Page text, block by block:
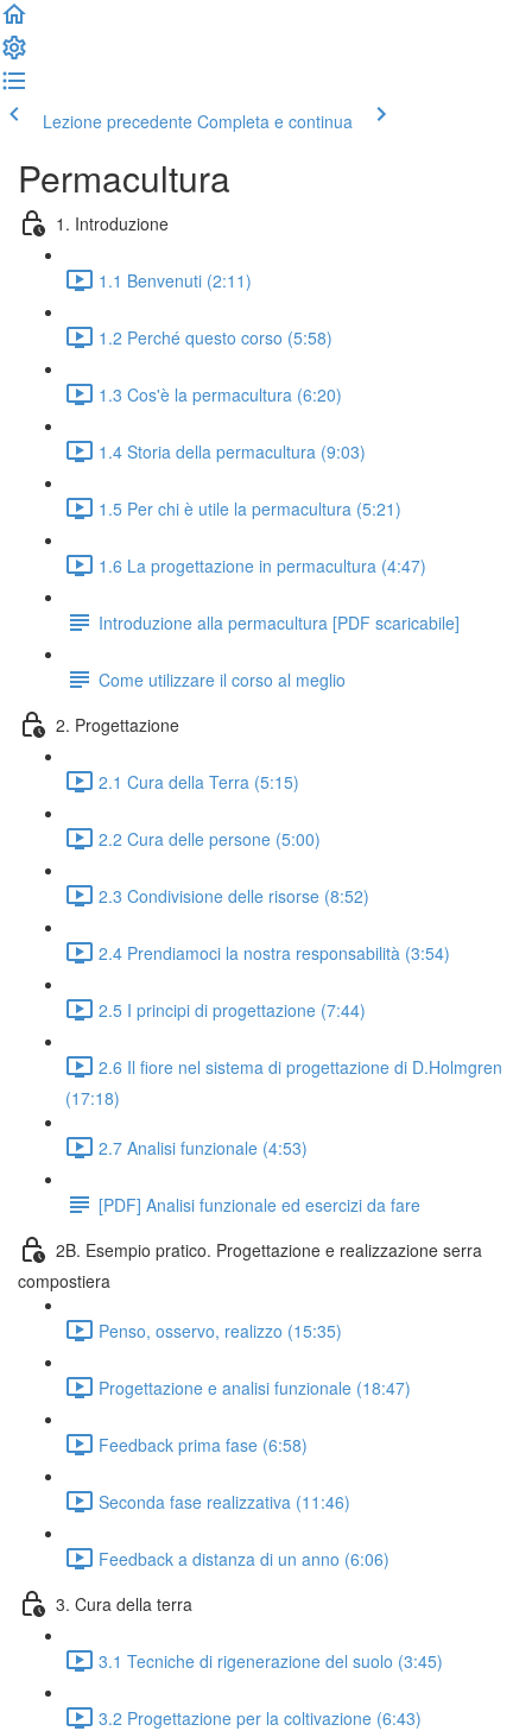
Lezione precedente Completa e continua
Permacultura
1. Introduzione
1.1 Benvenuti (2:11)
1.2 Perché questo corso (5:58)
1.3 Cos'è la permacultura (6:20)
1.4 Storia della permacultura (9:03)
1.5 Per chi è utile la permacultura (5:21)
1.6 La progettazione in permacultura (4:47)
Introduzione alla permacultura [PDF scaricabile]
Come utilizzare il corso al meglio
2. Progettazione
2.1 Cura della Terra (5:15)
2.2 Cura delle persone (5:00)
2.3 Condivisione delle risorse (8:52)
2.4 Prendiamoci la nostra responsabilità (3:54)
2.5 I principi di progettazione (7:44)
2.6 Il fiore nel sistema di progettazione di D.Holmgren
(17:18)
2.7 Analisi funzionale (4:53)
[PDF] Analisi funzionale ed esercizi da fare
2B. Esempio pratico. Progettazione e realizzazione serra
compostiera
Penso, osservo, realizzo (15:35)
Progettazione e analisi funzionale (18:47)
Feedback prima fase (6:58)
Seconda fase realizzativa (11:46)
Feedback a distanza di un anno (6:06)
3. Cura della terra
3.1 Tecniche di rigenerazione del suolo (3:45)
3.2 Progettazione per la coltivazione (6:43)